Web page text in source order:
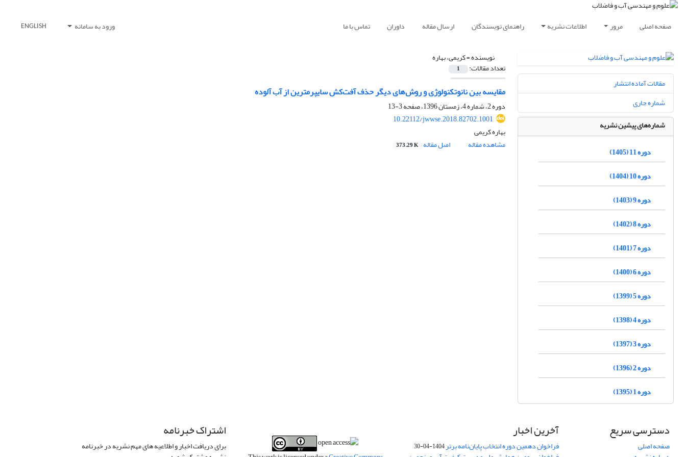
صفحه اصلی مرور اطلاعات نشریه راهنمای نویسندگان ارسال مقاله داوران تماس با ما ورود به سامانه ENGLISH
نویسنده =کریمی، بهاره
تعداد مقالات: 1
مقایسه بین نانوتکنولوژی و روش‌های دیگر حذف آفت‌کش سایپرمترین از آب آلوده
دوره 2، شماره 4، زمستان 1396، صفحه
3-13
10.22112/jwwse.2018.82702.1001
بهاره کریمی
مشاهده مقاله
اصل مقاله 373.29 K
مقالات آماده انتشار
شماره جاری
شماره‌های پیشین نشریه
دوره 11 (1405)
دوره 10 (1404)
دوره 9 (1403)
دوره 8 (1402)
دوره 7 (1401)
دوره 6 (1400)
دوره 5 (1399)
دوره 4 (1398)
دوره 3 (1397)
دوره 2 (1396)
دوره 1 (1395)
دسترسی سریع
صفحه اصلی
آخرین اخبار
فراخوان دهمین دوره انتخاب پایان‌نامه برتر1404-04-30
اشتراک خبرنامه
برای دریافت اخبار و اطلاعیه های مهم نشریه در خبرنامه